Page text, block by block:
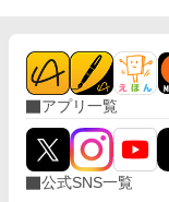
アプリ一覧
公式SNS一覧